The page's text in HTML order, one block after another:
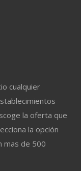
cualquier
la oferta que
la opción
mas de 500